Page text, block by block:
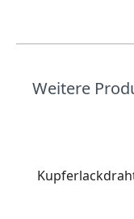
Weitere